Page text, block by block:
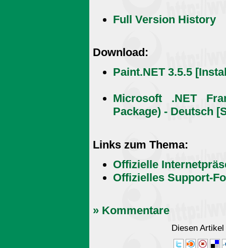
Full Version History
Download:
Paint.NET 3.5.5
Microsoft .NET
Package) - Deutsch
Links zum Thema:
Offizielle
Offizielles Support-
» Kommentare
Diesen